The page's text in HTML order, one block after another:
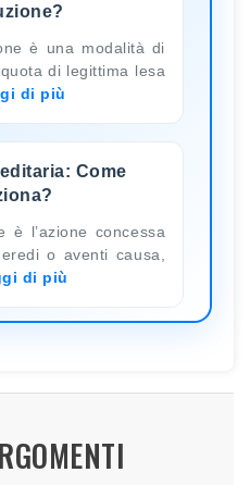
è una modalità di
di legittima lesa
di più
Come
è l’azione concessa
o aventi causa,
di più